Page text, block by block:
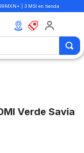
| 3 MSI en tienda
Verde Savia